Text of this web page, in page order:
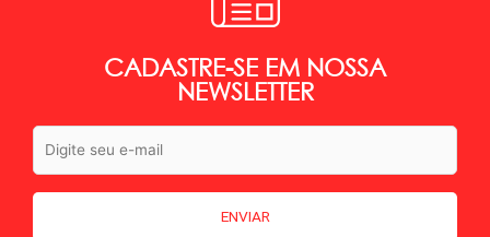
CADASTRE-SE EM NOSSA
NEWSLETTER